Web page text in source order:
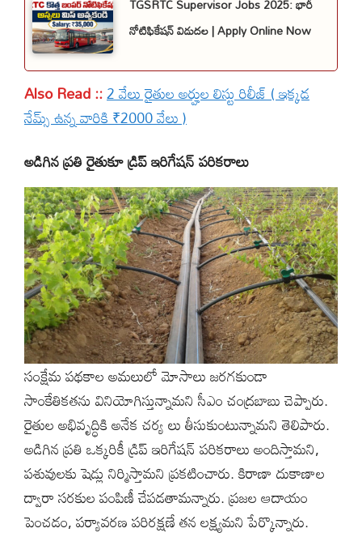
TGSRTC Supervisor Jobs 2025: భారీ
నోటిఫికేషన్ విడుదల | Apply Online Now
Also Read ::2 వేలు రైతుల అర్హుల లిస్టు రిలీజ్ ( ఇక్కడ
నేమ్స్ ఉన్న వారికి ₹2000 వేలు )
అడిగిన ప్రతి రైతుకూ డ్రిప్ ఇరిగేషన్ పరికరాలు
సంక్షేమ పథకాల అమలులో మోసాలు జరగకుండా
సాంకేతికతను వినియోగిస్తున్నామని సీఎం చంద్రబాబు చెప్పారు.
రైతుల అభివృద్ధికి అనేక చర్య లు తీసుకుంటున్నామని తెలిపారు.
అడిగిన ప్రతి ఒక్కరికీ డ్రిప్ ఇరిగేషన్ పరికరాలు అందిస్తామని,
పశువులకు షెడ్లు నిర్మిస్తామని ప్రకటించారు. కిరాణా దుకాణాల
ద్వారా సరకుల పంపిణీ చేపడతామన్నారు. ప్రజల ఆదాయం
పెంచడం, పర్యావరణ పరిరక్షణే తన లక్ష్యమని పేర్కొన్నారు.